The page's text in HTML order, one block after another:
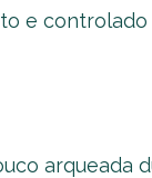
e
arqueada